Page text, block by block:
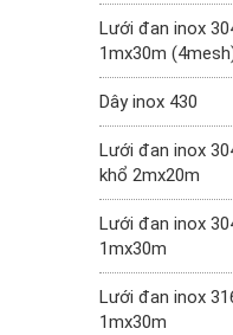
Lưới đan inox
1mx30m
Dây inox 430
Lưới đan inox
khổ 2mx20m
Lưới đan inox
1mx30m
Lưới đan inox
1mx30m